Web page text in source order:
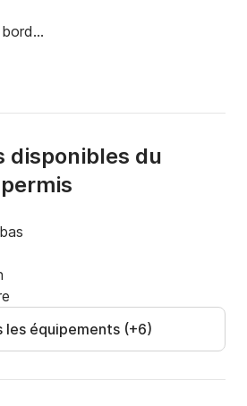
écouter votre musique
pour les familles, les couples ou
disponibles du
les équipements (+6)